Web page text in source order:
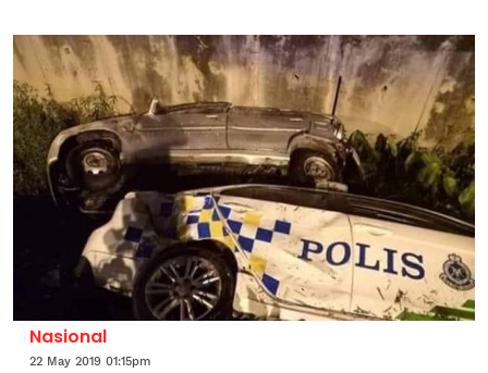
Rantau Perintis, Bandar Jengka di...
Nasional
22 May 2019 01:15pm